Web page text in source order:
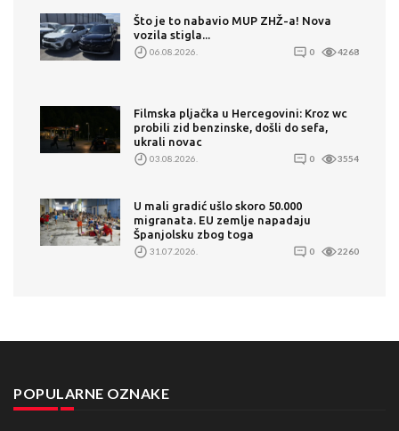
Što je to nabavio MUP ZHŽ-a! Nova
vozila stigla...
06.08.2026. 0 4268
Filmska pljačka u Hercegovini: Kroz wc
probili zid benzinske, došli do sefa,
ukrali novac
03.08.2026. 0 3554
U mali gradić ušlo skoro 50.000
migranata. EU zemlje napadaju
Španjolsku zbog toga
31.07.2026. 0 2260
POPULARNE OZNAKE